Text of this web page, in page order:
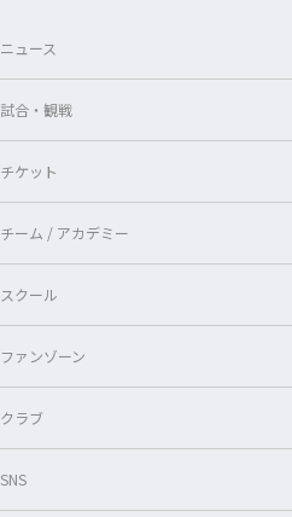
ニュース
試合・観戦
チケット
チーム / アカデミー
スクール
ファンゾーン
クラブ
SNS